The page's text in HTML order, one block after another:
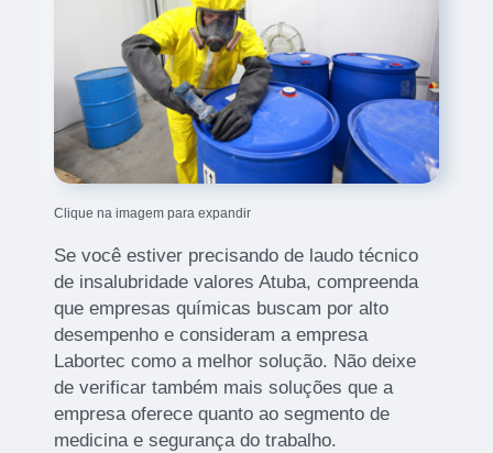
Clique na imagem para expandir
Se você estiver precisando de laudo técnico
de insalubridade valores Atuba, compreenda
que empresas químicas buscam por alto
desempenho e consideram a empresa
Labortec como a melhor solução. Não deixe
de verificar também mais soluções que a
empresa oferece quanto ao segmento de
medicina e segurança do trabalho.